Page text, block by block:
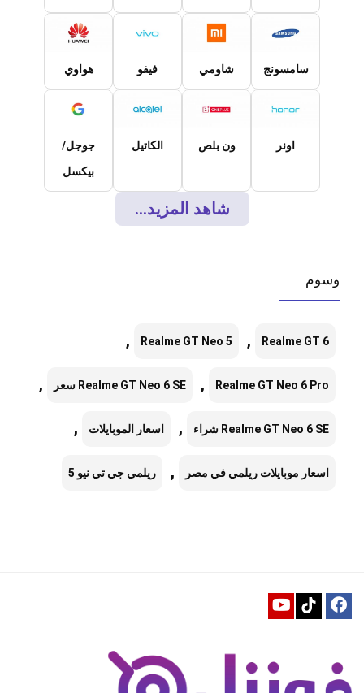
سامسونج شاومي فيفو هواوي
اونر ون بلص الكاتيل
جوجل/
بيكسل
شاهد المزيد...
وسوم
Realme GT 6
,
Realme GT Neo 5
,
Realme GT Neo 6 Pro
, Realme GT Neo 6 SE سعر ,
Realme GT Neo 6 SE شراء , اسعار الموبايلات ,
اسعار موبايلات ريلمي في مصر , ريلمي جي تي نيو 5